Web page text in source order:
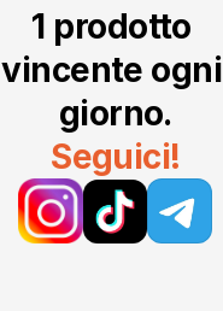
1 prodotto
vincente ogni
giorno.
Seguici!